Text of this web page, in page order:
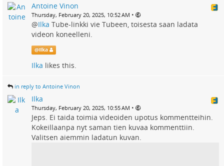
Antoine Vinon
Thursday, February 20, 2025, 10:52 AM •
@Ilka Tube-linkki vie Tubeen, toisesta saan ladata
videon koneelleni.
@Ilka
Ilka likes this.
in reply to Antoine Vinon
Ilka
Thursday, February 20, 2025, 10:55 AM •
Jeps. Ei taida toimia videoiden upotus kommentteihin.
Kokeillaanpa nyt saman tien kuvaa kommenttiin.
Valitsen aiemmin ladatun kuvan.